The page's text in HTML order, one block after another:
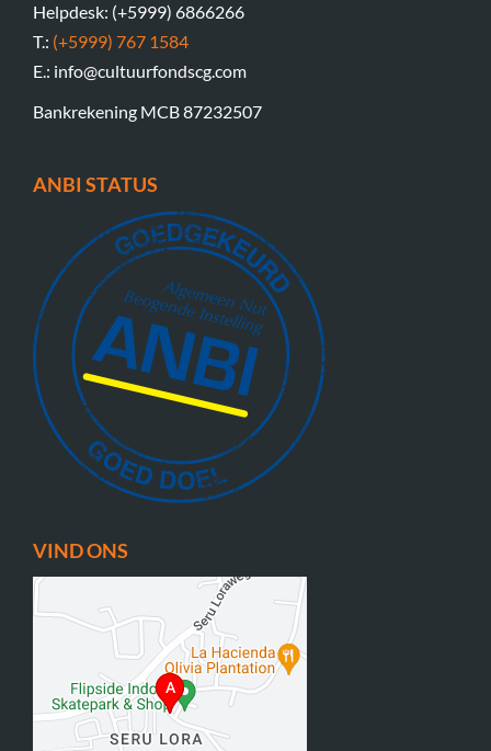
Helpdesk: (+5999) 6866266
T.: (+5999) 767 1584
E.: info@cultuurfondscg.com
Bankrekening MCB 87232507
ANBI STATUS
VIND ONS